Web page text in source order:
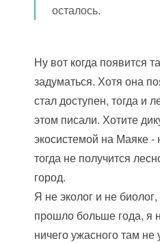
осталось.
Ну вот когда появится
задуматься. Хотя она
стал доступен, тогда и
этом писали. Хотите
экосистемой на Маяке
тогда не получится
город.
Я не эколог и не
прошло больше года, я
ничего ужасного там не